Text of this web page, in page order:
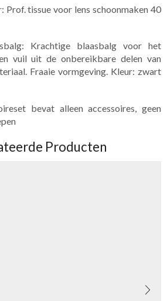
Prof. tissue voor lens schoonmaken 40
Krachtige blaasbalg voor het
vuil uit de onbereikbare delen van
Fraaie vormgeving. Kleur: zwart
bevat alleen accessoires, geen
Producten